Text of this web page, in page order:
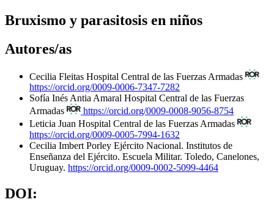
Bruxismo y parasitosis en niños
Autores/as
Cecilia Fleitas Hospital Central de las Fuerzas Armadas
https://orcid.org/0009-0006-7347-7282
Sofía Inés Antia Amaral Hospital Central de las Fuerzas
Armadas
https://orcid.org/0009-0008-9056-8754
Leticia Juan Hospital Central de las Fuerzas Armadas
https://orcid.org/0009-0005-7994-1632
Cecilia Imbert Porley Ejército Nacional. Institutos de
Enseñanza del Ejército. Escuela Militar. Toledo, Canelones,
Uruguay. https://orcid.org/0009-0002-5099-4464
DOI: